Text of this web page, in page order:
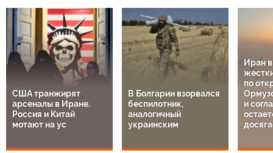
США транжирят
арсеналы в Иране.
Россия и Китай
мотают на ус
В Болгарии взорвался
беспилотник,
аналогичный
украинским
Иран
по
и